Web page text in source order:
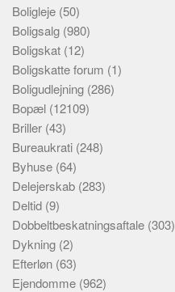
Boligleje (50)
Boligsalg (980)
Boligskat (12)
Boligskatte forum (1)
Boligudlejning (286)
Bopæl (12109)
Briller (43)
Bureaukrati (248)
Byhuse (64)
Delejerskab (283)
Deltid (9)
Dobbeltbeskatningsaftale (303)
Dykning (2)
Efterløn (63)
Ejendomme (962)